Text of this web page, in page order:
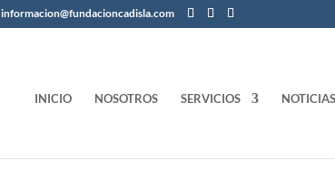
informacion@fundacioncadisla.com
INICIO NOSOTROS SERVICIOS NOTICIAS